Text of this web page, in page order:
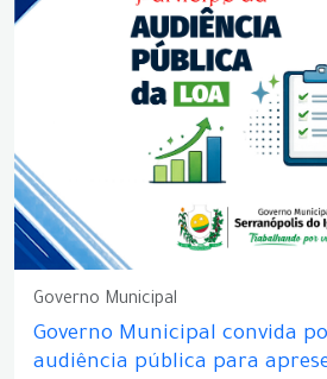
Governo Municipal
Governo Municipal convida
audiência pública para